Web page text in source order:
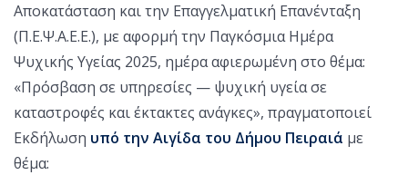
Αποκατάσταση και την Επαγγελματική Επανένταξη
(Π.Ε.Ψ.Α.Ε.Ε.), με αφορμή την Παγκόσμια Ημέρα
Ψυχικής Υγείας 2025, ημέρα αφιερωμένη στο θέμα:
«Πρόσβαση σε υπηρεσίες — ψυχική υγεία σε
καταστροφές και έκτακτες ανάγκες», πραγματοποιεί
Εκδήλωση υπό την Αιγίδα του Δήμου Πειραιά με
θέμα: